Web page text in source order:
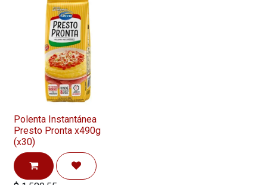
Polenta Instantánea
Presto Pronta x490g
(x30)